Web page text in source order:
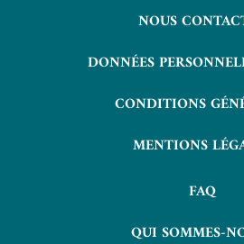
NOUS
DONNÉES
CONDITIONS
MENTIONS
FAQ
QUI SOMMES-